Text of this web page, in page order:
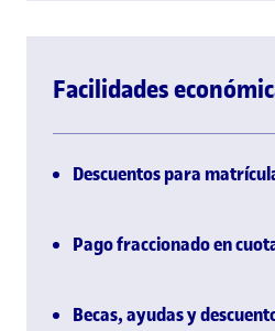
Facilidades
Descuentos para
Pago fraccionado en
Becas, ayudas y